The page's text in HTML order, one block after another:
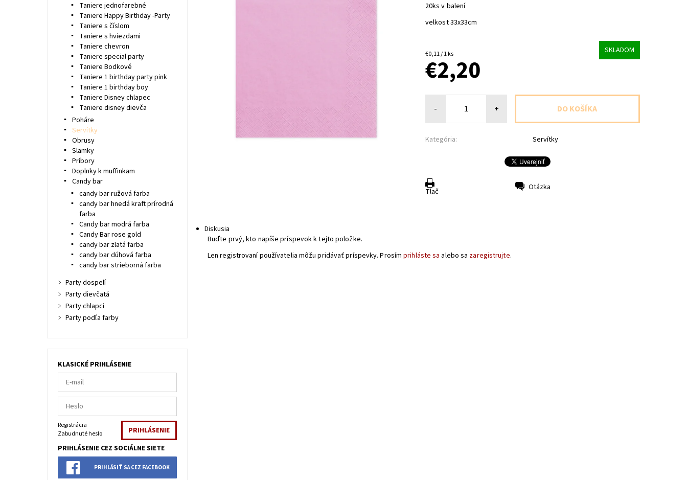
20ks v balení
velkost 33x33cm
€0,11 / 1 ks SKLADOM
€2,20
- +
Kategória: Servítky
Tlač Otázka
Diskusia
Buďte prvý, kto napíše príspevok k tejto položke.
Len registrovaní používatelia môžu pridávať príspevky. Prosímprihláste sa alebo sa zaregistrujte.
Taniere jednofarebné
Taniere Happy Birthday -Party
Taniere s číslom
Taniere s hviezdami
Taniere chevron
Taniere special party
Taniere Bodkové
Taniere 1 birthday party pink
Taniere 1 birthday boy
Taniere Disney chlapec
Taniere disney dievča
Poháre
Servítky
Obrusy
Slamky
Príbory
Doplnky k muffinkam
Candy bar
candy bar ružová farba
candy bar hnedá kraft prírodná
farba
Candy bar modrá farba
Candy Bar rose gold
candy bar zlatá farba
candy bar dúhová farba
candy bar strieborná farba
Party dospelí
Party dievčatá
Party chlapci
Party podľa farby
KLASICKÉ PRIHLÁSENIE
Registrácia
Zabudnuté heslo
PRIHLÁSENIE CEZ SOCIÁLNE SIETE
PRIHLÁSIŤ SA CEZ FACEBOOK